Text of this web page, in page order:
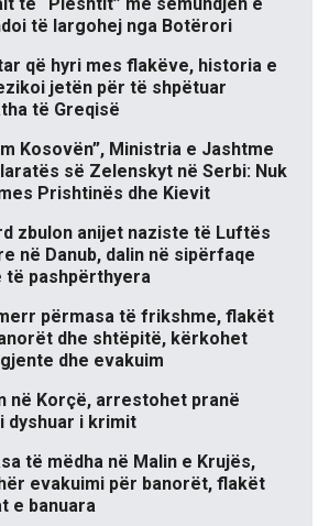
të largohej nga Botërori
që hyri mes flakëve, historia e
jetën për të shpëtuar
të Greqisë
Kosovën”, Ministria e Jashtme
së Zelenskyt në Serbi: Nuk
Prishtinës dhe Kievit
zbulon anijet naziste të Luftës
në Danub, dalin në sipërfaqe
të pashpërthyera
përmasa të frikshme, flakët
dhe shtëpitë, kërkohet
dhe evakuim
në Korçë, arrestohet pranë
dyshuar i krimit
të mëdha në Malin e Krujës,
evakuimi për banorët, flakët
e banuara